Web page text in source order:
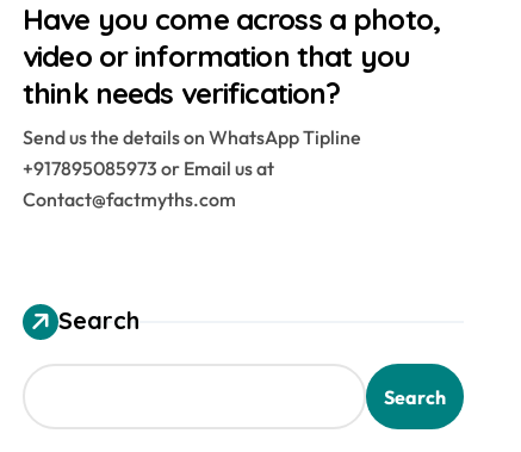
Have you come across a photo,
video or information that you
think needs verification?
Send us the details on WhatsApp Tipline
+917895085973 or Email us at
Contact@factmyths.com
Search
Search